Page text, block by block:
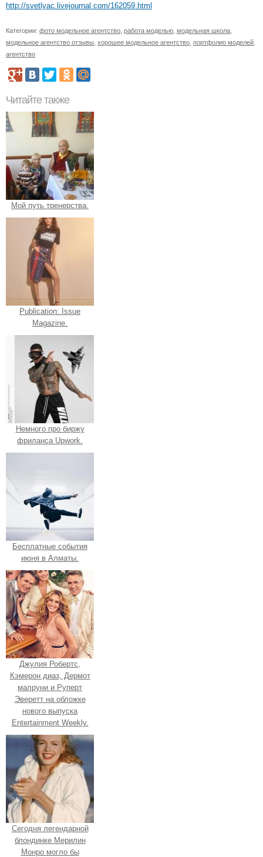
http://svetlyac.livejournal.com/162059.html
Категории: фото модельное агентство работа моделью модельная школа
модельное агентство отзывы хорошее модельное агентство портфолио моделей
агентство
Читайте также
Мой путь тренерства.
Publication: Issue
Magazine.
Немного про биржу
фриланса Upwork.
Бесплатные события
июня в Алматы.
Джулия Робертс,
Кэмерон диаз, Дермот
малруни и Руперт
Эверетт на обложке
нового выпуска
Entertainment Weekly.
Сегодня легендарной
блондинке Мерилин
Монро могло бы